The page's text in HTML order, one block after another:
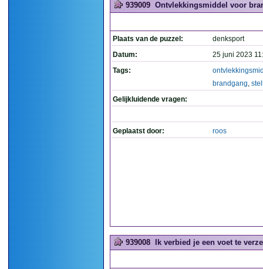
939009 Ontvlekkingsmiddel voor
Plaats van de puzzel:
denksport
Datum:
25 juni 2023
Tags:
brandgang,
Gelijkluidende vragen:
Geplaatst door: roos
939008 Ik verbied je een voet te